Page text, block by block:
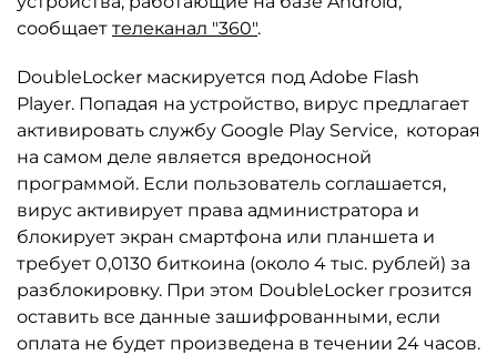
сообщает телеканал "360".
DoubleLocker маскируется под Adobe Flash
Player. Попадая на устройство, вирус предлагает
активировать службу Google Play Service, которая
на самом деле является вредоносной
программой. Если пользователь соглашается,
вирус активирует права администратора и
блокирует экран смартфона или планшета и
требует 0,0130 биткоина (около 4 тыс. рублей) за
разблокировку. При этом DoubleLocker грозится
оставить все данные зашифрованными, если
оплата не будет произведена в течении 24 часов.